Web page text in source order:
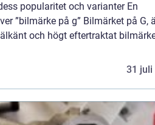
popularitet och varianter En
”bilmärke på g” Bilmärket på G,
och högt eftertraktat
31 juli